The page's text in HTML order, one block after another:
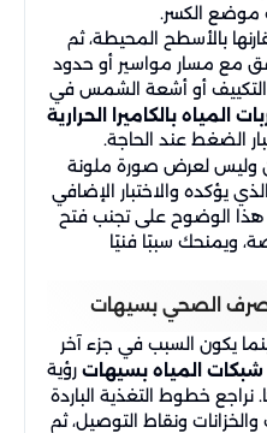
موضع الكسر.
بالأسطح المحيطة، ثم
مع مسار مواسير أو حدود
التكييف أو أشعة الشمس في
المياه بالكاميرا الحرارية
الضغط عند الحاجة.
وليس لعرض صورة ملونة
يؤكده والاختبار الإضافي
هذا الوضوح على تجنب فتح
ويمنحك سببًا فنيًا
الصحي بسيهات
يكون السبب في جزء آخر
المياه بسيهات رؤية
خطوط التغذية الباردة
ونقاط التوصيل، ثم